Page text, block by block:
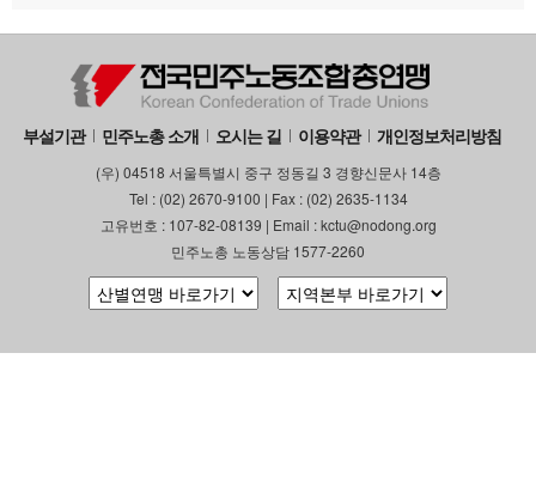
부설기관 민주노총 소개 오시는 길 이용약관 개인정보처리방침
(우) 04518 서울특별시 중구 정동길 3 경향신문사 14층
Tel : (02) 2670-9100 | Fax : (02) 2635-1134
고유번호 : 107-82-08139 | Email : kctu@nodong.org
민주노총 노동상담 1577-2260